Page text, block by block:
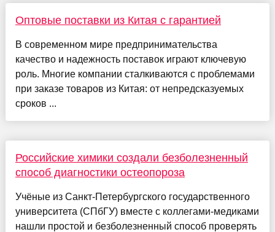
Оптовые поставки из Китая с гарантией
В современном мире предпринимательства
качество и надежность поставок играют ключевую
роль. Многие компании сталкиваются с проблемами
при заказе товаров из Китая: от непредсказуемых
сроков ...
Российские химики создали безболезненный
способ диагностики остеопороза
Учёные из Санкт-Петербургского государственного
университета (СПбГУ) вместе с коллегами-медиками
нашли простой и безболезненный способ проверять